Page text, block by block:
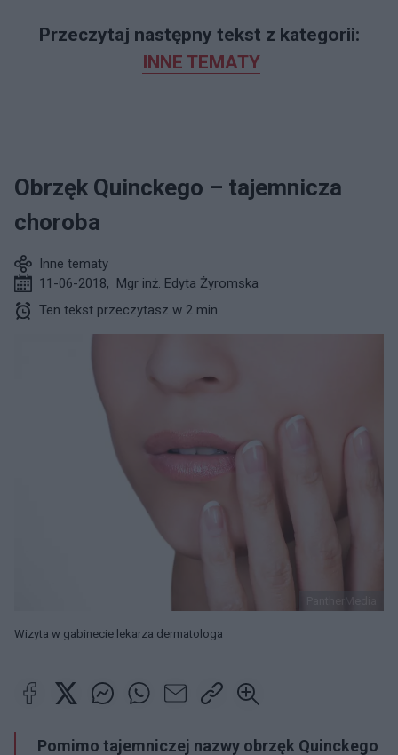
Przeczytaj następny tekst z kategorii:
INNE TEMATY
Obrzęk Quinckego – tajemnicza
choroba
Inne tematy
11-06-2018, Mgr inż. Edyta Żyromska
Ten tekst przeczytasz w 2 min.
Wizyta w gabinecie lekarza dermatologa
Pomimo tajemniczej nazwy obrzęk Quinckego